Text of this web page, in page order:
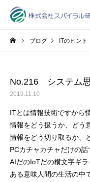
ブログ ITのヒント
No.216 システム
2019.11.10
ITとは情報技術ですから
情報をどう扱うか、どう
情報をどう切り取るか、
PCカチャカチャだけの話
AIだのIoTだの横文字ギラ
ある意味人間の生活の中